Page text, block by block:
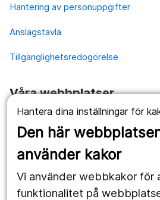
Hantera dina inställningar för
Den här
använder kakor
Vi använder webbkakor för
funktionalitet på
Hantering av personuppgifter
Anslagstavla
Tillgänglighetsredogörelse
Våra webbplatser
1177.se
Länstrafiken
Utveckling